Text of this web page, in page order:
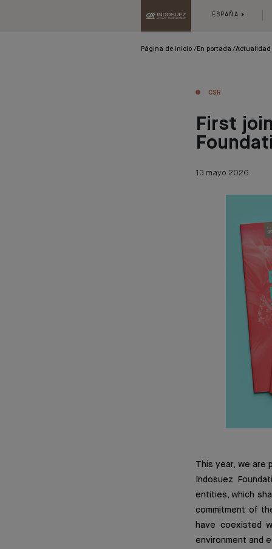
ESPAÑA
Página de inicio En portada Actualidad
CSR
First
13 mayo 2026
This year, we are
Indosuez
entities, which
commitment of
have coexisted
environment and